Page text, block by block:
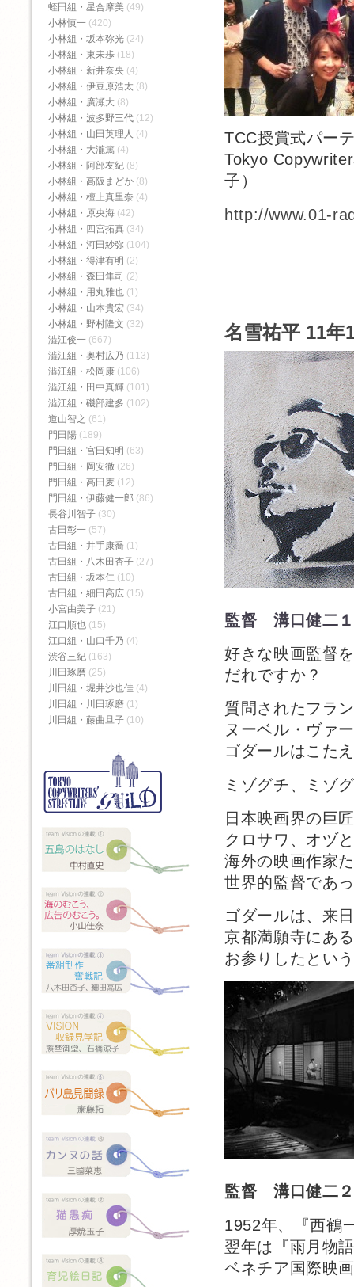
TCC授賞式パー
Tokyo
子）
http://www.01-
名雪祐平 11年
監督 溝口健二
好きな映画監督
だれですか？
質問されたフラ
ヌーベル・ヴァ
ゴダールはこた
ミゾグチ、ミゾ
日本映画界の巨
クロサワ、オヅ
海外の映画作家
世界的監督であ
ゴダールは、来
京都満願寺にあ
お参りしたとい
監督 溝口健二
1952年、『西鶴
翌年は『雨月物
ベネチア国際映
蛭田組・星合摩美 (49)
小林慎一 (420)
小林組・坂本弥光 (24)
小林組・東未歩 (18)
小林組・新井奈央 (4)
小林組・伊豆原浩太 (8)
小林組・廣瀬大 (8)
小林組・波多野三代 (12)
小林組・山田英理人 (4)
小林組・大瀧篤 (4)
小林組・阿部友紀 (8)
小林組・高阪まどか (8)
小林組・檀上真里奈 (4)
小林組・原央海 (42)
小林組・四宮拓真 (34)
小林組・河田紗弥 (104)
小林組・得津有明 (2)
小林組・森田隼司 (2)
小林組・用丸雅也 (1)
小林組・山本貴宏 (34)
小林組・野村隆文 (32)
澁江俊一 (667)
澁江組・奥村広乃 (113)
澁江組・松岡康 (106)
澁江組・田中真輝 (101)
澁江組・磯部建多 (102)
道山智之 (61)
門田陽 (189)
門田組・宮田知明 (63)
門田組・岡安徹 (26)
門田組・高田麦 (12)
門田組・伊藤健一郎 (86)
長谷川智子 (30)
古田彰一 (57)
古田組・井手康喬 (1)
古田組・八木田杏子 (27)
古田組・坂本仁 (10)
古田組・細田高広 (15)
小宮由美子 (21)
江口順也 (15)
江口組・山口千乃 (4)
渋谷三紀 (163)
川田琢磨 (25)
川田組・堀井沙也佳 (4)
川田組・川田琢磨 (1)
川田組・藤曲旦子 (10)